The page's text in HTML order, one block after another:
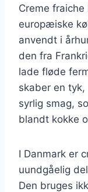
Creme
europæiske
anvendt i
den fra
lade fløde
skaber en
syrlig smag,
blandt kokke
I Danmark er
uundgåelig
Den bruges